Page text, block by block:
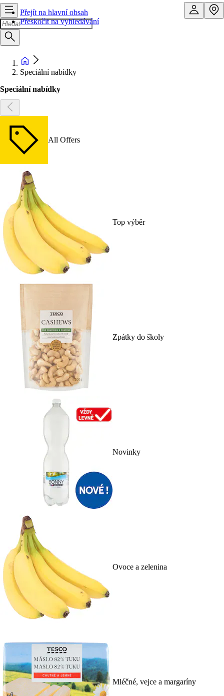
Přejít na hlavní obsah
Přeskočit na vyhledávání
Speciální nabídky
Speciální nabídky
All Offers
Top výběr
Zpátky do školy
Novinky
Ovoce a zelenina
Mléčné, vejce a margaríny